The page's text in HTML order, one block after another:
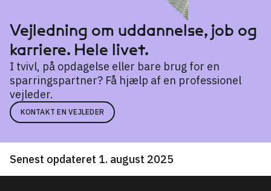
Vejledning om uddannelse, job og
karriere. Hele livet.
I tvivl, på opdagelse eller bare brug for en
sparringspartner? Få hjælp af en professionel
vejleder.
KONTAKT EN VEJLEDER
Senest opdateret 1. august 2025